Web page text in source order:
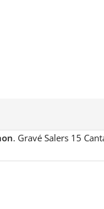
. Gravé Salers 15